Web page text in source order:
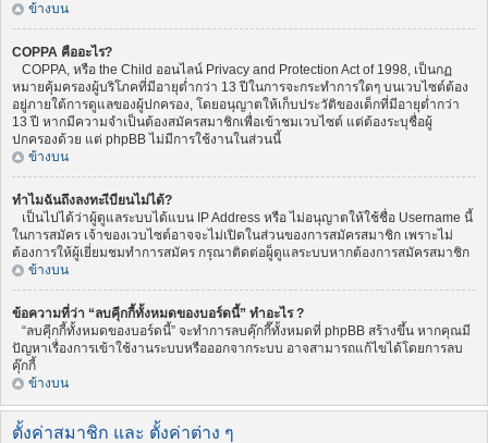
ข้างบน
COPPA คืออะไร?
COPPA, หรือ the Child ออนไลน์ Privacy and Protection Act of 1998, เป็นกฏ
หมายคุ้มครองผู้บริโภคที่มีอายุต่ำกว่า 13 ปีในการจะกระทำการใดๆ บนเวบไซต์ต้อง
อยู่ภายใต้การดูแลของผู้ปกครอง, โดยอนุญาตให้เก็บประวัติของเด็กที่มีอายุต่ำกว่า
13 ปี หากมีความจำเป็นต้องสมัครสมาชิกเพื่อเข้าชมเวบไซต์ แต่ต้องระบุชื่อผู้
ปกครองด้วย แต่ phpBB ไม่มีการใช้งานในส่วนนี้
ข้างบน
ทำไมฉันถึงลงทะเีบียนไม่ได้?
เป็นไปได้ว่าผู้ดูแลระบบได้แบน IP Address หรือ ไม่อนุญาตให้ใช้ชื่อ Username นี้
ในการสมัคร เจ้าของเวบไซต์อาจจะไม่เปิดในส่วนของการสมัครสมาชิก เพราะไม่
ต้องการให้ผู้เยี่ยมชมทำการสมัคร กรุณาติดต่อผู็ดูแลระบบหากต้องการสมัครสมาชิก
ข้างบน
ข้อความที่ว่า “ลบคุีกกี้ทั้งหมดของบอร์ดนี้” ทำอะไร ?
“ลบคุีกกี้ทั้งหมดของบอร์ดนี้” จะทำการลบคุ๊กกี๊ทั้งหมดที่ phpBB สร้างขึ้น หากคุณมี
ปัญหาเรื่องการเข้าใช้งานระบบหรือออกจากระบบ อาจสามารถแก้ไขได้โดยการลบ
คุ๊กกี้
ข้างบน
ตั้งค่าสมาชิก และ ตั้งค่าต่าง ๆ